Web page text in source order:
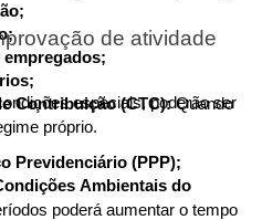
Contribuição (CTC): Quando
próprio.
de atividade
especiais, poderão ser
Previdenciário (PPP);
Ambientais do
poderá aumentar o tempo